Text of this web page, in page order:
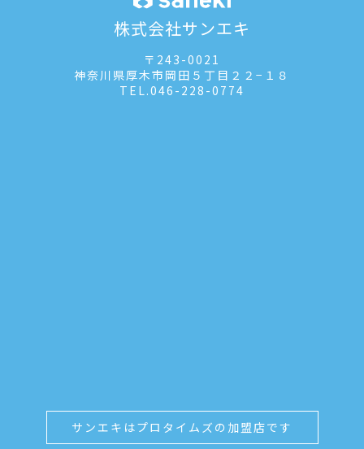
株式会社サンエキ
〒243-0021
神奈川県厚木市岡田５丁目２２−１８
TEL.046-228-0774
サンエキはプロタイムズの加盟店です